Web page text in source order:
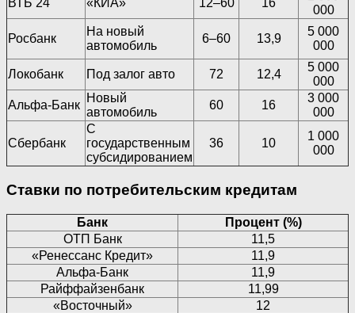
ВТБ 24
«КИА» 12–60 16
000
Росбанк
На новый
автомобиль
6–60 13,9
5 000
000
Локобанк Под залог авто 72 12,4
5 000
000
Альфа-Банк
Новый
автомобиль
60 16
3 000
000
Сбербанк
С
государственным
субсидированием
36 10
1 000
000
Ставки по потребительским кредитам
Банк
Процент (%)
ОТП Банк
11,5
«Ренессанс Кредит»
11,9
Альфа-Банк
11,9
Райффайзенбанк
11,99
«Восточный»
12